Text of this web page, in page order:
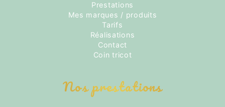
Prestations
Mes marques / produits
Tarifs
Réalisations
Contact
Coin tricot
Nos prestations